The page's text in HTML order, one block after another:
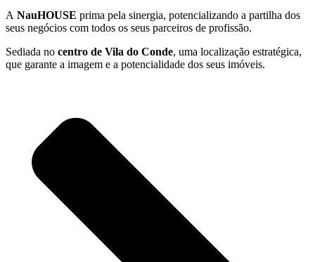
A NauHOUSE prima pela sinergia, potencializando a partilha dos
seus negócios com todos os seus parceiros de profissão.
Sediada no centro de Vila do Conde, uma localização estratégica,
que garante a imagem e a potencialidade dos seus imóveis.